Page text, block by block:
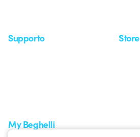
Supporto Store
My Beghelli